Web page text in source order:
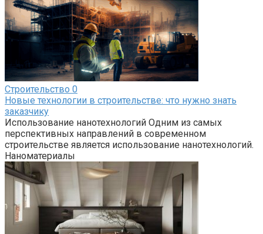
Строительство 0
Новые технологии в строительстве: что нужно знать
заказчику
Использование нанотехнологий Одним из самых
перспективных направлений в современном
строительстве является использование нанотехнологий.
Наноматериалы